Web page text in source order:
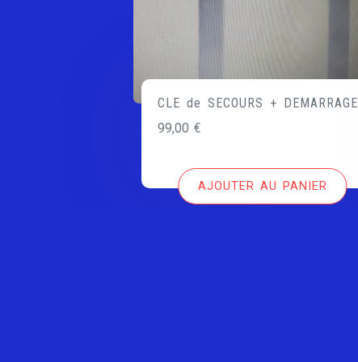
CLE de SECOURS + DEMARRAGE
99,00€
AJOUTER AU PANIER